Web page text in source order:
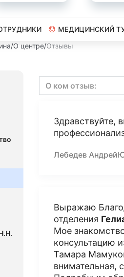
МЕДИЦИНСКИЙ
/О центре/Отзывы
О ком отзыв:
Здравствуйте,
Лебедев
Выражаю
отделения
Мое
консультацию
Тамара
внимательная,